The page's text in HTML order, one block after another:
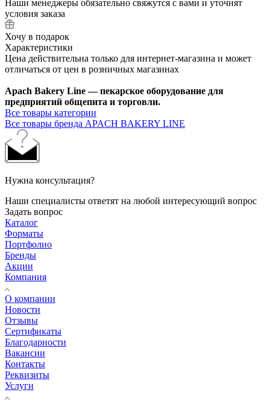
Наши менеджеры обязательно свяжутся с вами и уточнят
условия заказа
Хочу в подарок
Характеристики
Цена действительна только для интернет-магазина и может
отличаться от цен в розничных магазинах
Apach Bakery Line — пекарское оборудование для
предприятий общепита и торговли.
Все товары категории
Все товары бренда APACH BAKERY LINE
Нужна консультация?
Наши специалисты ответят на любой интересующий вопрос
Задать вопрос
Каталог
Форматы
Портфолио
Бренды
Акции
Компания
О компании
Новости
Отзывы
Сертификаты
Благодарности
Вакансии
Контакты
Реквизиты
Услуги